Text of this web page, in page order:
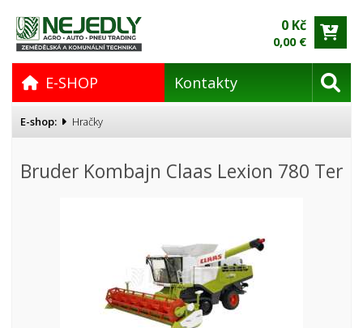
0 Kč
0,00 €
E-SHOP Kontakty
E-shop: Hračky
Bruder Kombajn Claas Lexion 780 Ter